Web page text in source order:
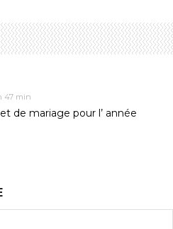
47 min
de mariage pour l’ année